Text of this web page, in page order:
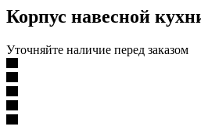
Корпус навесной
Уточняйте наличие перед заказом